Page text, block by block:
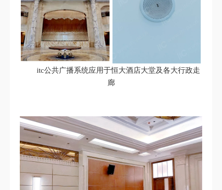
itc公共广播系统应用于恒大酒店大堂及各大行政走
廊